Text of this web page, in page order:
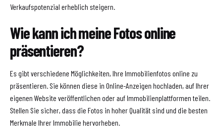
Verkaufspotenzial erheblich steigern.
Wie kann ich meine Fotos online
präsentieren?
Es gibt verschiedene Möglichkeiten, Ihre Immobilienfotos online zu
präsentieren. Sie können diese in Online-Anzeigen hochladen, auf Ihrer
eigenen Website veröffentlichen oder auf Immobilienplattformen teilen.
Stellen Sie sicher, dass die Fotos in hoher Qualität sind und die besten
Merkmale Ihrer Immobilie hervorheben.